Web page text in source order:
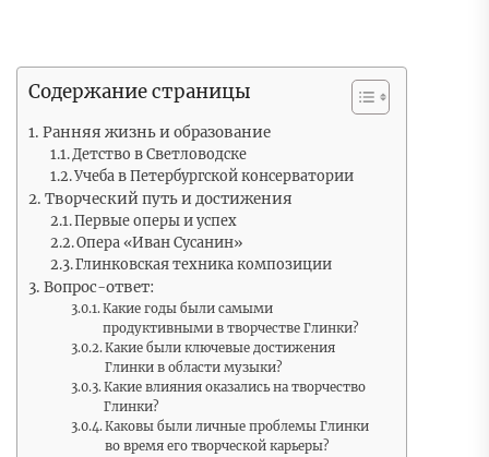
Содержание страницы
Ранняя жизнь и образование
Детство в Светловодске
Учеба в Петербургской консерватории
Творческий путь и достижения
Первые оперы и успех
Опера «Иван Сусанин»
Глинковская техника композиции
Вопрос-ответ:
Какие годы были самыми
продуктивными в творчестве Глинки?
Какие были ключевые достижения
Глинки в области музыки?
Какие влияния оказались на творчество
Глинки?
Каковы были личные проблемы Глинки
во время его творческой карьеры?